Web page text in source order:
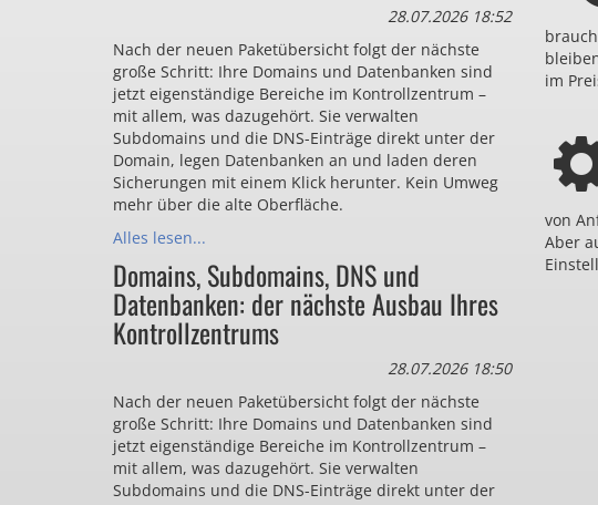
28.07.2026 18:52
Nach der neuen Paketübersicht folgt der nächste
große Schritt: Ihre Domains und Datenbanken sind
jetzt eigenständige Bereiche im Kontrollzentrum –
mit allem, was dazugehört. Sie verwalten
Subdomains und die DNS-Einträge direkt unter der
Domain, legen Datenbanken an und laden deren
Sicherungen mit einem Klick herunter. Kein Umweg
mehr über die alte Oberfläche.
Alles lesen...
Domains, Subdomains, DNS und
Datenbanken: der nächste Ausbau Ihres
Kontrollzentrums
28.07.2026 18:50
Nach der neuen Paketübersicht folgt der nächste
große Schritt: Ihre Domains und Datenbanken sind
jetzt eigenständige Bereiche im Kontrollzentrum –
mit allem, was dazugehört. Sie verwalten
Subdomains und die DNS-Einträge direkt unter der
im
von
Aber